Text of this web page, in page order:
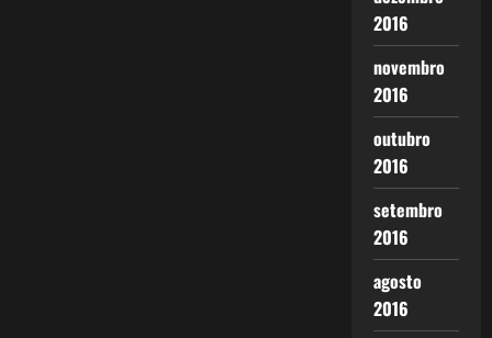
2016
novembro
2016
outubro
2016
setembro
2016
agosto
2016